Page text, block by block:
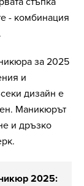
- комбинация
за 2025
и
дизайн е
Маникюрът
и дръзко
2025: